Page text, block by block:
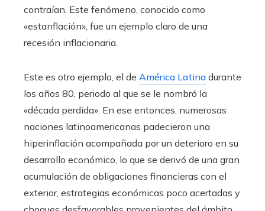
contraían. Este fenómeno, conocido como
«estanflación», fue un ejemplo claro de una
recesión inflacionaria.
Este es otro ejemplo, el de América Latina durante
los años 80, periodo al que se le nombró la
«década perdida». En ese entonces, numerosas
naciones latinoamericanas padecieron una
hiperinflación acompañada por un deterioro en su
desarrollo económico, lo que se derivó de una gran
acumulación de obligaciones financieras con el
exterior, estrategias económicas poco acertadas y